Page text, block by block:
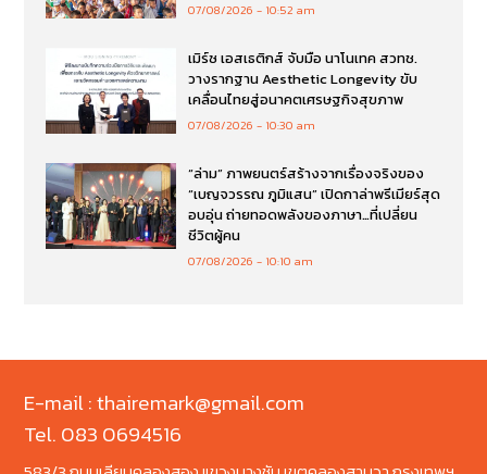
07/08/2026 10:52 am
เมิร์ซ เอสเธติกส์ จับมือ นาโนเทค สวทช.
วางรากฐาน Aesthetic Longevity ขับ
เคลื่อนไทยสู่อนาคตเศรษฐกิจสุขภาพ
07/08/2026 10:30 am
“ล่าม” ภาพยนตร์สร้างจากเรื่องจริงของ
“เบญจวรรณ ภูมิแสน” เปิดกาล่าพรีเมียร์สุด
อบอุ่น ถ่ายทอดพลังของภาษา…ที่เปลี่ยน
ชีวิตผู้คน
07/08/2026 10:10 am
E-mail : thairemark@gmail.com
Tel. 083 0694516